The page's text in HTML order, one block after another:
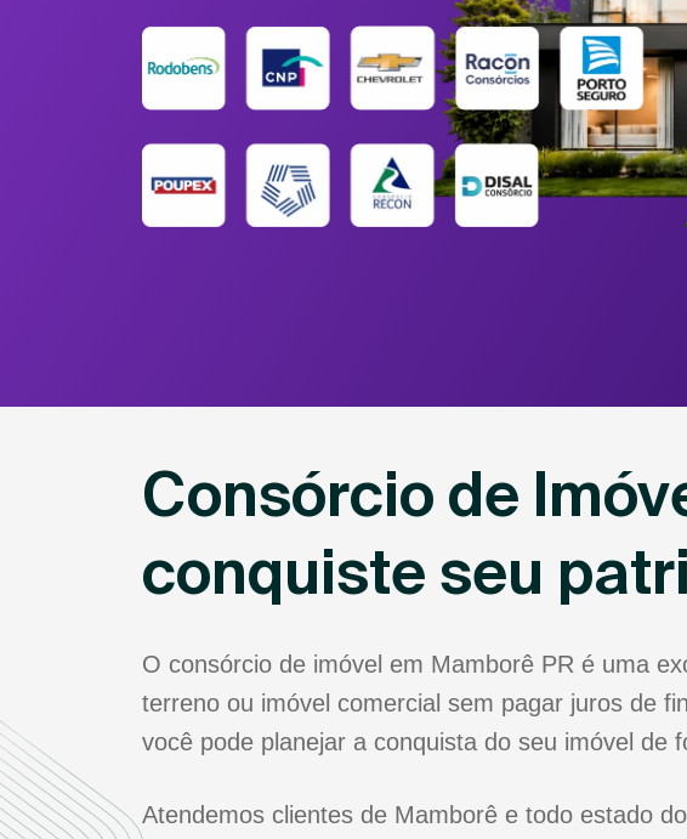
Consórcio de
conquiste seu
O consórcio de imóvel em Mamborê PR é uma
terreno ou imóvel comercial sem pagar juros de
você pode planejar a conquista do seu imóvel de
Atendemos clientes de Mamborê e todo estado